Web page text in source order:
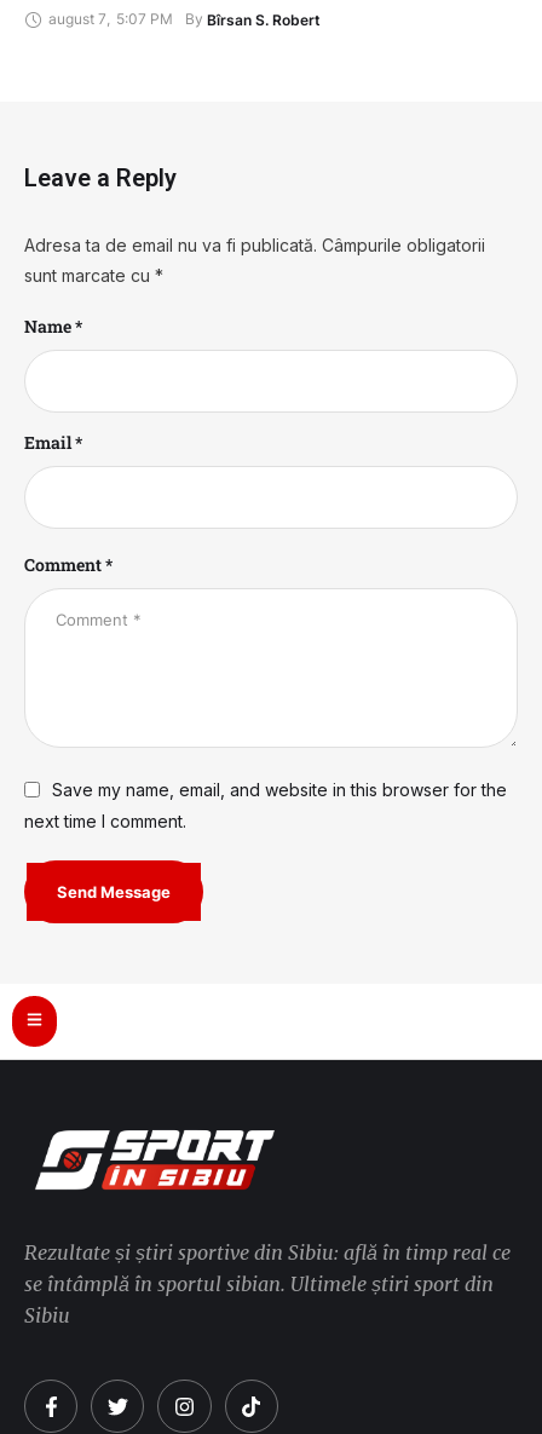
august 7, 5:07 PM By Bîrsan S. Robert
Leave a Reply
Adresa ta de email nu va fi publicată. Câmpurile obligatorii
sunt marcate cu *
Comment *
Name *
Email *
Save my name, email, and website in this browser for the
next time I comment.
Send Message
Rezultate și știri sportive din Sibiu: află în timp real ce
se întâmplă în sportul sibian. Ultimele știri sport din
Sibiu